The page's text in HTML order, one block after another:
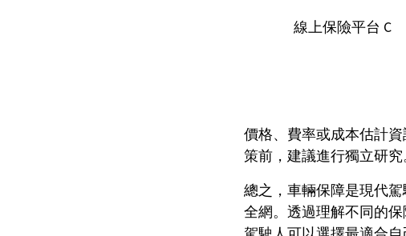
線上保險平台 C
價格、費率或成本估計
策前，建議進行獨立研究
總之，車輛保障是現代
全網。透過理解不同的